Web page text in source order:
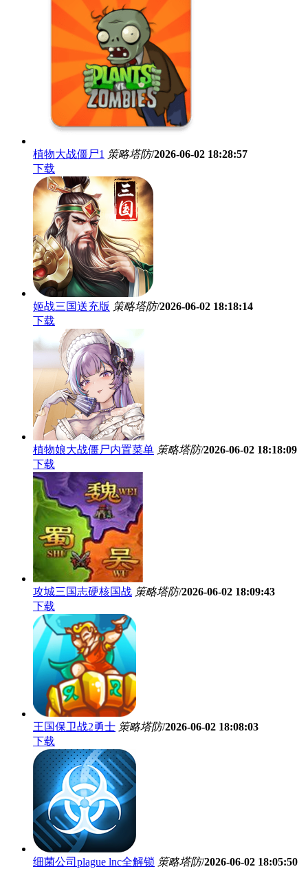
植物大战僵尸1 策略塔防/2026-06-02 18:28:57
下载
姬战三国送充版 策略塔防/2026-06-02 18:18:14
下载
植物娘大战僵尸内置菜单 策略塔防/2026-06-02 18:18:09
下载
攻城三国志硬核国战 策略塔防/2026-06-02 18:09:43
下载
王国保卫战2勇士 策略塔防/2026-06-02 18:08:03
下载
细菌公司plague lnc全解锁 策略塔防/2026-06-02 18:05:50